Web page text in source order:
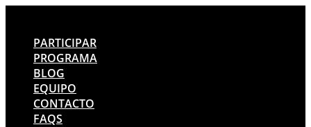
PARTICIPAR
PROGRAMA
BLOG
EQUIPO
CONTACTO
FAQS